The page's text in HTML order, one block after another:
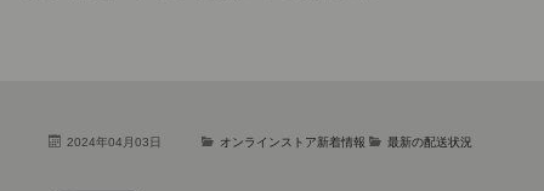
2024年04月03日 オンラインストア新着情報 最新の配送状況